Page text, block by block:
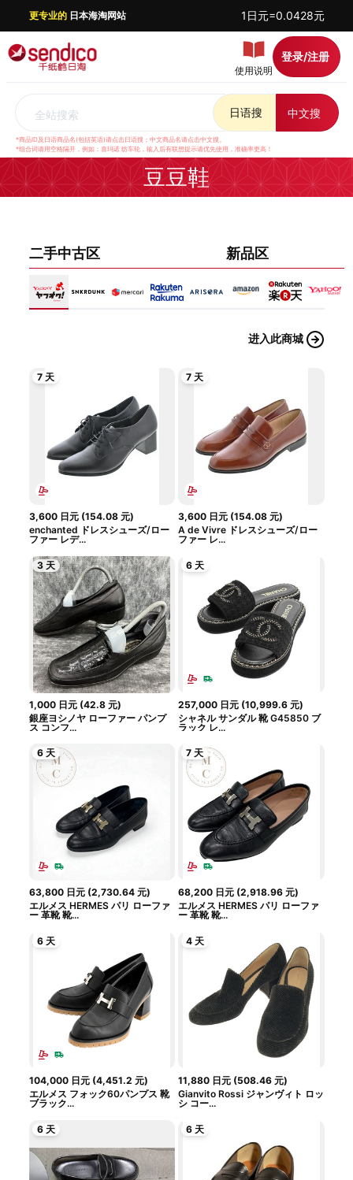
更专业的日本海淘网站 1日元=0.0428元
使用说明
登录/注册
全站搜索 日语搜 中文搜
*商品ID及日语商品名(包括英语)请点击日语搜；中文商品名请点击中文搜。
*组合词请用空格隔开，例如：喜玛诺 纺车轮，输入后有联想提示请优先使用，准确率更高！
豆豆鞋
二手中古区 新品区
进入此商城
7 天
3,600 日元(154.08 元)
enchanted ドレスシューズ/ロー
ファー レデ...
7 天
3,600 日元 (154.08 元)
A de Vivre ドレスシューズ/ロー
ファー レ...
3 天
1,000 日元(42.8 元)
銀座ヨシノヤ ローファー パンプ
ス コンフ...
6 天
257,000 日元 (10,999.6 元)
シャネル サンダル 靴 G45850 ブ
ラック レ...
6 天
63,800 日元(2,730.64 元)
エルメス HERMES パリ ローファ
ー 革靴 靴...
7 天
68,200 日元 (2,918.96 元)
エルメス HERMES パリ ローファ
ー 革靴 靴...
6 天
104,000 日元(4,451.2 元)
エルメス フォック60パンプス 靴
ブラック...
4 天
11,880 日元 (508.46 元)
Gianvito Rossi ジャンヴィト ロッ
シ コー...
6 天 6 天